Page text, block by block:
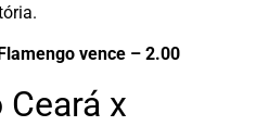
vence – 2.00
x